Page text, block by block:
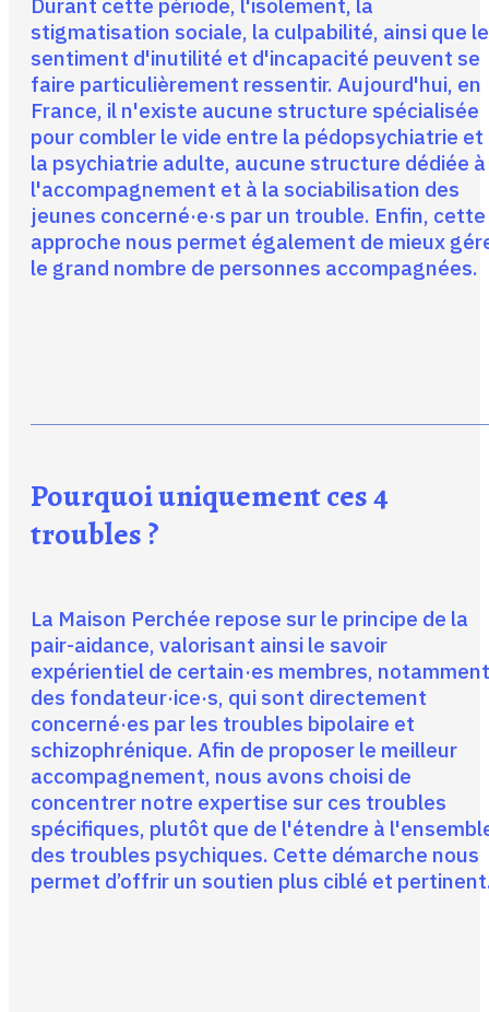
stigmatisation sociale, la culpabilité, ainsi que le
sentiment d'inutilité et d'incapacité peuvent se
faire particulièrement ressentir. Aujourd'hui, en
France, il n'existe aucune structure spécialisée
pour combler le vide entre la pédopsychiatrie et
la psychiatrie adulte, aucune structure dédiée à
l'accompagnement et à la sociabilisation des
jeunes concerné·e·s par un trouble. Enfin, cette
approche nous permet également de mieux
le grand nombre de personnes accompagnées.
Pourquoi uniquement ces 4
troubles ?
La Maison Perchée repose sur le principe de la
pair-aidance, valorisant ainsi le savoir
expérientiel de certain·es membres, notamment
des fondateur·ice·s, qui sont directement
concerné·es par les troubles bipolaire et
schizophrénique. Afin de proposer le meilleur
accompagnement, nous avons choisi de
concentrer notre expertise sur ces troubles
spécifiques, plutôt que de l'étendre à
des troubles psychiques. Cette démarche nous
permet d’offrir un soutien plus ciblé et